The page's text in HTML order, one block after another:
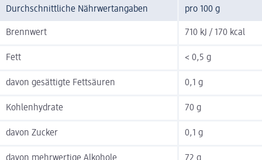
Durchschnittliche Nährwertangaben pro 100 g
Brennwert 710 kJ / 170 kcal
Fett < 0,5 g
davon gesättigte Fettsäuren 0,1 g
Kohlenhydrate 70 g
davon Zucker 0,1 g